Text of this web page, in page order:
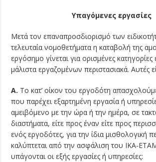
Υπαγόμενες εργασίες
Μετά τον επαναπροσδιορισμό των
τελευταία νομοθετήματα η καταβολή της
εργόσημο γίνεται για ορισμένες
μάλιστα εργαζομένων περιστασιακά. Αυτές
Α. Το κατ’ οίκον του εργοδότη
που παρέχει εξαρτημένη εργασία ή
αμειβόμενο με την ώρα ή την ημέρα, σε
διαστήματα, είτε προς έναν είτε προς
ενός εργοδότες, για την ίδια μισθολογική
καλύπτεται από την ασφάλιση του ΙΚΑ-
υπάγονται οι εξής εργασίες ή υπηρεσίες: